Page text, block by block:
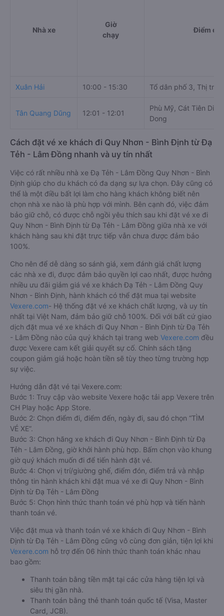
Nhà xe
Giờ
chạy
Điểm đi
Xuân Hải 10:00 - 15:30 Tổ dân phố 3, Thị trấn
Tân Quang Dũng 12:01 - 12:01
Phù Mỹ, Cát Tiên
Dong
Cách đặt vé xe khách đi Quy Nhơn - Bình Định từ Đạ
Tẻh - Lâm Đồng nhanh và uy tín nhất
Việc có rất nhiều nhà xe Đạ Tẻh - Lâm Đồng Quy Nhơn - Bình
Định giúp cho du khách có đa dạng sự lựa chọn. Đây cũng có
thể là một điều bất lợi làm cho hàng khách không biết nên
chọn nhà xe nào là phù hợp với mình. Bên cạnh đó, việc đảm
bảo giữ chỗ, có được chỗ ngồi yêu thích sau khi đặt vé xe đi
Quy Nhơn - Bình Định từ Đạ Tẻh - Lâm Đồng giữa nhà xe với
khách hàng sau khi đặt trực tiếp vẫn chưa được đảm bảo
100%.
Cho nên để dễ dàng so sánh giá, xem đánh giá chất lượng
các nhà xe đi, được đảm bảo quyền lợi cao nhất, được hưởng
nhiều ưu đãi giảm giá vé xe khách Đạ Tẻh - Lâm Đồng Quy
Nhơn - Bình Định, hành khách có thể đặt mua tại website
Vexere.com- Hệ thống đặt vé xe khách chất lượng, và uy tín
nhất tại Việt Nam, đảm bảo giữ chỗ 100%. Đối với bất cứ giao
dịch đặt mua vé xe khách đi Quy Nhơn - Bình Định từ Đạ Tẻh
- Lâm Đồng nào của quý khách tại trang web Vexere.com đều
được Vexere cam kết giải quyết sự cố. Chính sách tặng
coupon giảm giá hoặc hoàn tiền sẽ tùy theo từng trường hợp
sự việc.
Hướng dẫn đặt vé tại Vexere.com:
Bước 1: Truy cập vào website Vexere hoặc tải app Vexere trên
CH Play hoặc App Store.
Bước 2: Chọn điểm đi, điểm đến, ngày đi, sau đó chọn “TÌM
VÉ XE”.
Bước 3: Chọn hãng xe khách đi Quy Nhơn - Bình Định từ Đạ
Tẻh - Lâm Đồng, giờ khởi hành phù hợp. Bấm chọn vào khung
giờ quý khách muốn đi để tiến hành đặt vé.
Bước 4: Chọn vị trí/giường ghế, điểm đón, điểm trả và nhập
thông tin hành khách khi đặt mua vé xe đi Quy Nhơn - Bình
Định từ Đạ Tẻh - Lâm Đồng
Bước 5: Chọn hình thức thanh toán vé phù hợp và tiến hành
thanh toán vé.
Việc đặt mua và thanh toán vé xe khách đi Quy Nhơn - Bình
Định từ Đạ Tẻh - Lâm Đồng cũng vô cùng đơn giản, tiện lợi khi
Vexere.com hỗ trợ đến 06 hình thức thanh toán khác nhau
bao gồm:
Thanh toán bằng tiền mặt tại các cửa hàng tiện lợi và
siêu thị gần nhà.
Thanh toán bằng thẻ thanh toán quốc tế (Visa, Master
Card, JCB).